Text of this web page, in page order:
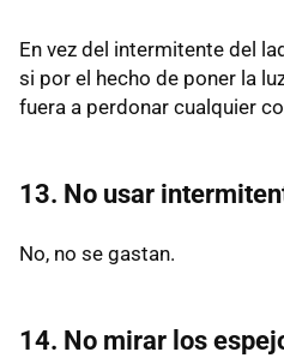
En vez del intermitente del
si por el hecho de poner la
fuera a perdonar cualquier
13. No usar
No, no se gastan.
14. No mirar los